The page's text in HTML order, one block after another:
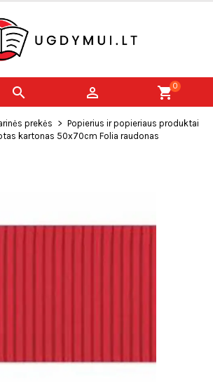
  shopping_cart0
prekės
Popierius ir popieriaus produktai
kartonas 50x70cm Folia raudonas